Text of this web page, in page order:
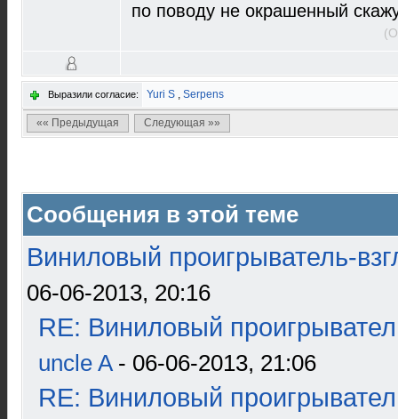
по поводу не окрашенный
Выразили согласие: Yuri S , Serpens
«« Предыдущая Следующая »»
Сообщения в этой теме
Виниловый проигрыватель-
06-06-2013, 20:16
RE: Виниловый
uncle A- 06-06-2013, 21:06
RE: Виниловый